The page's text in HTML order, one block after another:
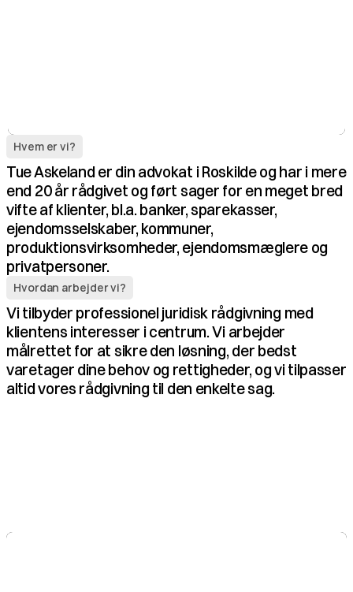
Hvem er vi?
Tue Askeland er din advokat i Roskilde og har i mere
end 20 år rådgivet og ført sager for en meget bred
vifte af klienter, bl.a. banker, sparekasser,
ejendomsselskaber, kommuner,
produktionsvirksomheder, ejendomsmæglere og
privatpersoner.
Hvordan arbejder vi?
Vi tilbyder professionel juridisk rådgivning med
klientens interesser i centrum. Vi arbejder
målrettet for at sikre den løsning, der bedst
varetager dine behov og rettigheder, og vi tilpasser
altid vores rådgivning til den enkelte sag.